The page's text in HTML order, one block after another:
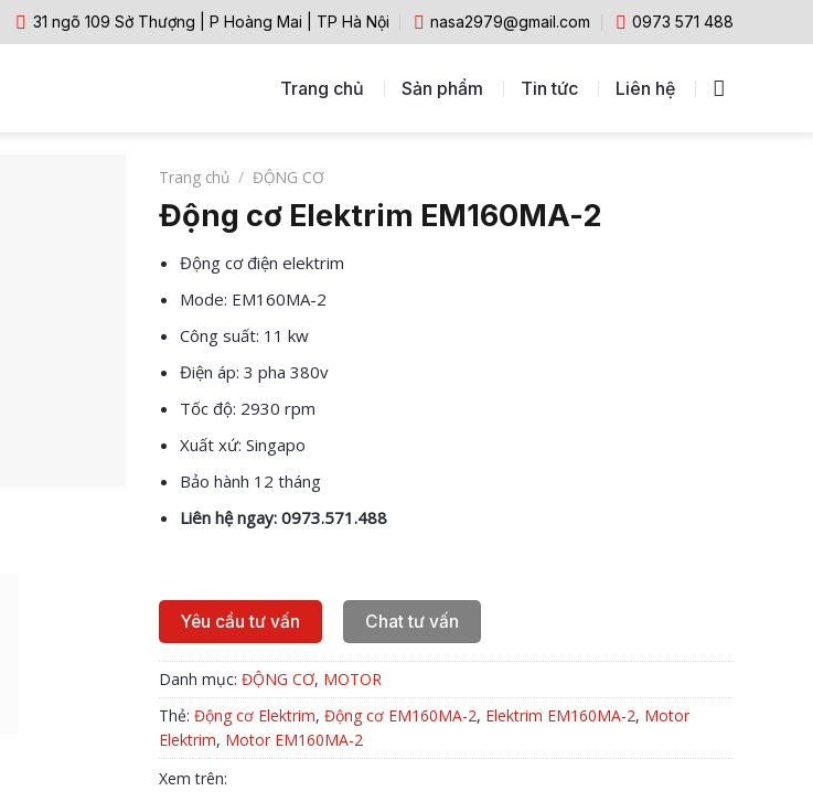
31 ngõ 109 Sở Thượng | P Hoàng Mai | TP Hà Nội nasa2979@gmail.com 0973 571 488
Trang chủ Sản phẩm Tin tức Liên hệ
Trang chủ / ĐỘNG CƠ
Động cơ Elektrim EM160MA-2
Động cơ điện elektrim
Mode: EM160MA-2
Công suất: 11 kw
Điện áp: 3 pha 380v
Tốc độ: 2930 rpm
Xuất xứ: Singapo
Bảo hành 12 tháng
Liên hệ ngay: 0973.571.488
Yêu cầu tư vấn Chat tư vấn
Danh mục: ĐỘNG CƠ, MOTOR
Thẻ: Động cơ Elektrim, Động cơ EM160MA-2, Elektrim EM160MA-2, Motor
Elektrim, Motor EM160MA-2
Xem trên: